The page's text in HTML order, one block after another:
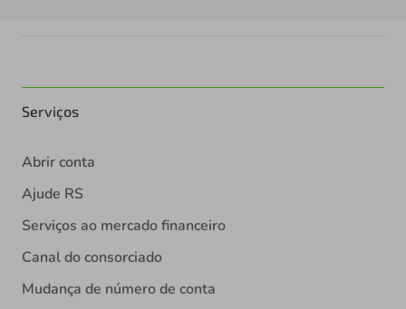
Serviços
Abrir conta
Ajude RS
Serviços ao mercado financeiro
Canal do consorciado
Mudança de número de conta